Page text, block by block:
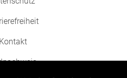
Kontakt